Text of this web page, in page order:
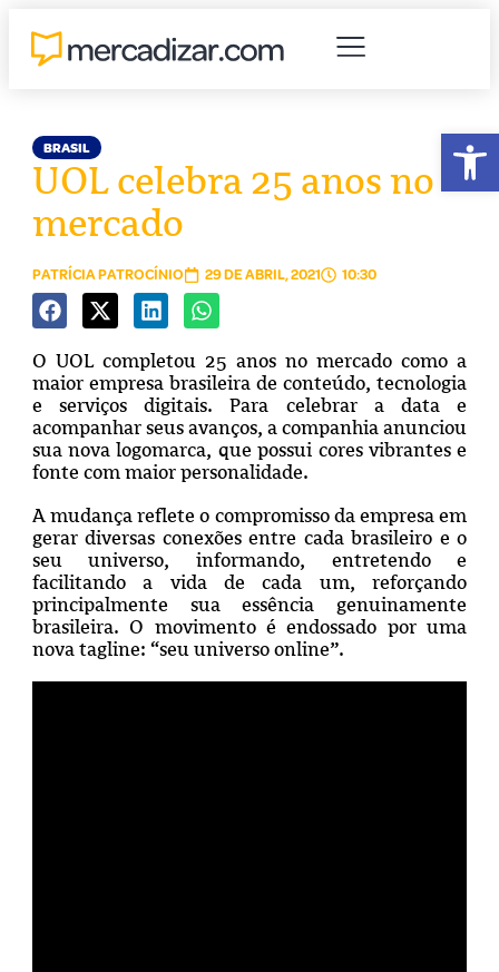
BRASIL
UOL celebra 25 anos no
mercado
PATRÍCIA PATROCÍNIO 29 DE ABRIL, 2021 10:30
O UOL completou 25 anos no mercado como a
maior empresa brasileira de conteúdo, tecnologia
e serviços digitais. Para celebrar a data e
acompanhar seus avanços, a companhia anunciou
sua nova logomarca, que possui cores vibrantes e
fonte com maior personalidade.
A mudança reflete o compromisso da empresa em
gerar diversas conexões entre cada brasileiro e o
seu universo, informando, entretendo e
facilitando a vida de cada um, reforçando
principalmente sua essência genuinamente
brasileira. O movimento é endossado por uma
nova tagline: “seu universo online”.